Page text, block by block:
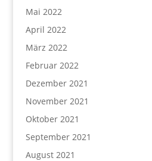
Mai 2022
April 2022
März 2022
Februar 2022
Dezember 2021
November 2021
Oktober 2021
September 2021
August 2021